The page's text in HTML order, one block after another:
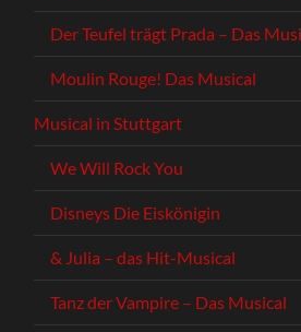
Der Teufel trägt Prada – Das
Moulin Rouge! Das Musical
Musical in Stuttgart
We Will Rock You
Disneys Die Eiskönigin
& Julia – das Hit-Musical
Tanz der Vampire – Das Musical